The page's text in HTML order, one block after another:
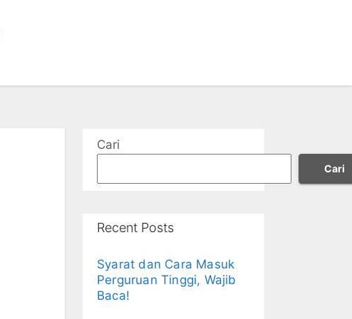
Cari
Cari
Recent Posts
Syarat dan Cara Masuk
Perguruan Tinggi, Wajib
Baca!